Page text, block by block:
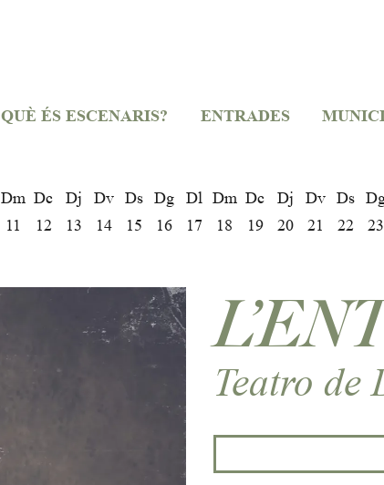
QUÈ ÉS ESCENARIS? ENTRADES
Dm
11
Dc
12
Dj
13
Dv
14
Ds
15
Dg
16
Dl
17
Dm
18
Dc
19
Dj
20
Dv
21
Ds
22
23
Teatro de